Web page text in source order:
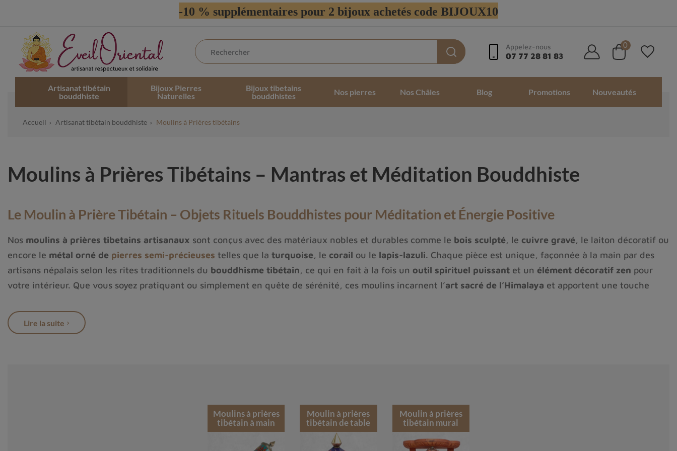
-10 % supplémentaires pour 2 bijoux achetés code BIJOUX10
Appelez-nous
07 77 28 81 83
0
Artisanat tibétain
bouddhiste
Bijoux Pierres
Naturelles
Bijoux tibetains
bouddhistes
Nos pierres Nos Châles Blog Promotions Nouveautés
Accueil Artisanat tibétain bouddhiste Moulins à Prières tibétains
Moulins à Prières Tibétains – Mantras et Méditation Bouddhiste
Le Moulin à Prière Tibétain – Objets Rituels Bouddhistes pour Méditation et Énergie Positive
Nos moulins à prières tibetains artisanaux sont conçus avec des matériaux nobles et durables comme le bois sculpté, le cuivre gravé, le laiton décoratif ou
encore le métal orné de pierres semi-précieuses telles que la turquoise, le corail ou le lapis-lazuli. Chaque pièce est unique, façonnée à la main par des
artisans népalais selon les rites traditionnels du bouddhisme tibétain, ce qui en fait à la fois un outil spirituel puissant et un élément décoratif zen pour
votre intérieur. Que vous soyez pratiquant ou simplement en quête de sérénité, ces moulins incarnent l’art sacré de l’Himalaya et apportent une touche
Lire la suite
Moulins à prières
tibétain à main
Moulin à prières
tibétain de table
Moulin à prières
tibétain mural